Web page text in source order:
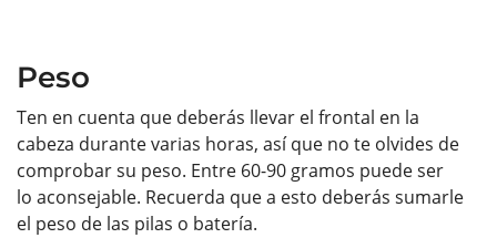
Peso
Ten en cuenta que deberás llevar el frontal en la
cabeza durante varias horas, así que no te olvides de
comprobar su peso. Entre 60-90 gramos puede ser
lo aconsejable. Recuerda que a esto deberás sumarle
el peso de las pilas o batería.